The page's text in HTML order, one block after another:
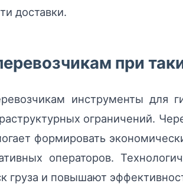
доставки.
при
инструменты для
ограничений.
формировать
операторов.
и повышают